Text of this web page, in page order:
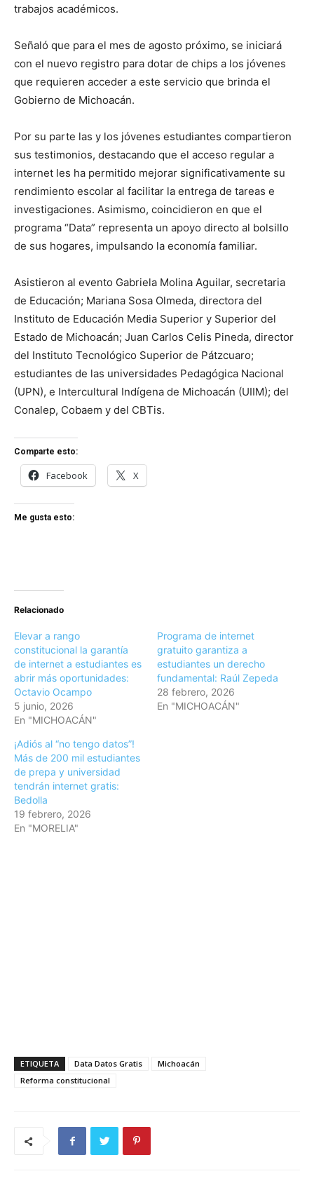
trabajos académicos.
Señaló que para el mes de agosto próximo, se iniciará
con el nuevo registro para dotar de chips a los jóvenes
que requieren acceder a este servicio que brinda el
Gobierno de Michoacán.
Por su parte las y los jóvenes estudiantes compartieron
sus testimonios, destacando que el acceso regular a
internet les ha permitido mejorar significativamente su
rendimiento escolar al facilitar la entrega de tareas e
investigaciones. Asimismo, coincidieron en que el
programa “Data” representa un apoyo directo al bolsillo
de sus hogares, impulsando la economía familiar.
Asistieron al evento Gabriela Molina Aguilar, secretaria
de Educación; Mariana Sosa Olmeda, directora del
Instituto de Educación Media Superior y Superior del
Estado de Michoacán; Juan Carlos Celis Pineda, director
del Instituto Tecnológico Superior de Pátzcuaro;
estudiantes de las universidades Pedagógica Nacional
(UPN), e Intercultural Indígena de Michoacán (UIIM); del
Conalep, Cobaem y del CBTis.
Comparte esto:
Facebook X
Me gusta esto:
Relacionado
Elevar a rango
constitucional la garantía
de internet a estudiantes es
abrir más oportunidades:
Octavio Ocampo
5 junio, 2026
En "MICHOACÁN"
Programa de internet
gratuito garantiza a
estudiantes un derecho
fundamental: Raúl Zepeda
28 febrero, 2026
En "MICHOACÁN"
¡Adiós al “no tengo datos”!
Más de 200 mil estudiantes
de prepa y universidad
tendrán internet gratis:
Bedolla
19 febrero, 2026
En "MORELIA"
ETIQUETA Data Datos Gratis
Michoacán
Reforma constitucional